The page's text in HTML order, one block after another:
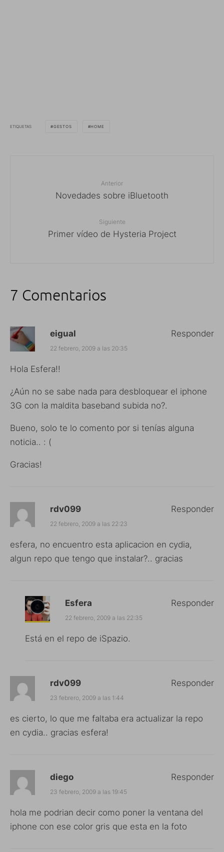
ETIQUETAS GESTOS HOME
Anterior
Novedades sobre iBluetooth
Siguiente
Primer vídeo de Hysteria Project
7 Comentarios
eigual
22 febrero, 2009 a las 20:35
Hola Esfera!!
¿Aún no se sabe nada para desbloquear el iphone
3G con la maldita baseband subida no?.
Bueno, solo te lo comento por si tenías alguna
noticia.. : (
Gracias!
Responder
rdv099
22 febrero, 2009 a las 22:23
esfera, no encuentro esta aplicacion en cydia,
algun repo que tengo que instalar?.. gracias
Responder
Esfera
22 febrero, 2009 a las 22:35
Está en el repo de iSpazio.
Responder
rdv099
23 febrero, 2009 a las 1:44
es cierto, lo que me faltaba era actualizar la repo
en cydia.. gracias esfera!
Responder
diego
23 febrero, 2009 a las 19:45
hola me podrian decir como poner la ventana del
iphone con ese color gris que esta en la foto
Responder